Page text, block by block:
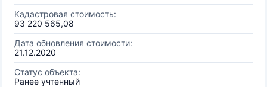
Кадастровая стоимость:
93 220 565,08
Дата обновления стоимости:
21.12.2020
Статус объекта:
Ранее учтенный